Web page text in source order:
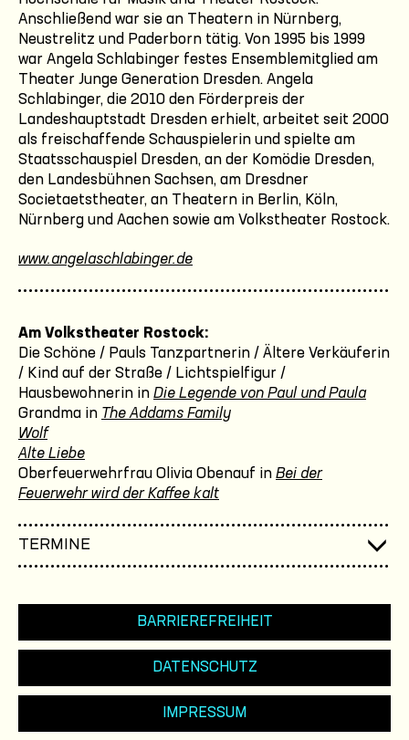
Anschließend war sie an Theatern in Nürnberg,
Neustrelitz und Paderborn tätig. Von 1995 bis 1999
war Angela Schlabinger festes Ensemblemitglied am
Theater Junge Generation Dresden. Angela
Schlabinger, die 2010 den Förderpreis der
Landeshauptstadt Dresden erhielt, arbeitet seit 2000
als freischaffende Schauspielerin und spielte am
Staatsschauspiel Dresden, an der Komödie Dresden,
den Landesbühnen Sachsen, am Dresdner
Societaetstheater, an Theatern in Berlin, Köln,
Nürnberg und Aachen sowie am Volkstheater Rostock.
www.angelaschlabinger.de
Am Volkstheater Rostock:
Die Schöne / Pauls Tanzpartnerin / Ältere Verkäuferin
/ Kind auf der Straße / Lichtspielfigur /
Hausbewohnerin in Die Legende von Paul und Paula
Grandma in The Addams Family
Wolf
Alte Liebe
Oberfeuerwehrfrau Olivia Obenauf in Bei der
Feuerwehr wird der Kaffee kalt
TERMINE
BARRIEREFREIHEIT
DATENSCHUTZ
IMPRESSUM